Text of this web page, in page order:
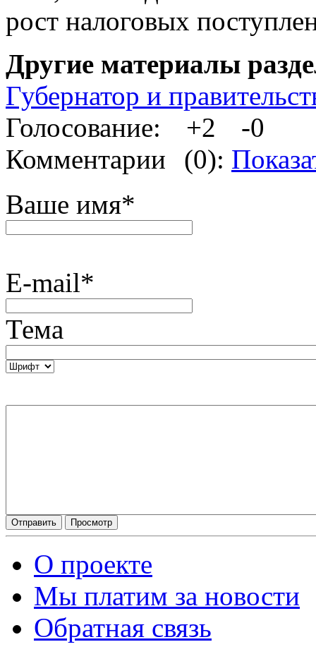
рост налоговых
Другие материалы
Губернатор и
Голосование:
+2
-0
Комментарии
(0):
Ваше имя*
E-mail*
Тема
О проекте
Мы платим за новости
Обратная связь